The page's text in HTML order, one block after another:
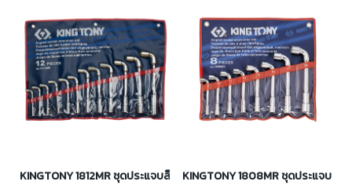
KINGTONY 1812MR ชุดประแจบล็อกตัวแอล 2 หัว (12,6เหลี่ยม) 12ตัว/ชุด
KINGTONY 1808MR ชุดประแจบล็